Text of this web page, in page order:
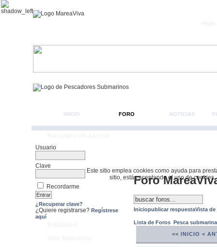
Este sitio emplea cookies como ayuda para
sitio, estás aceptando el uso de cookies.
INICIO FORO NOTICIAS
Usuario
Clave
Recordarme
¿Recuperar clave?
¿Quiere registrarse? Regístrese
aquí
Foro
Iniciopublicar respuestaVista de
Lista de Foros Pesca
<< INICIO <